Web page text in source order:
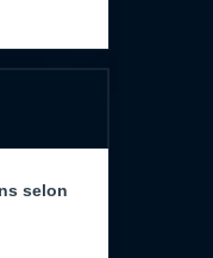
selon